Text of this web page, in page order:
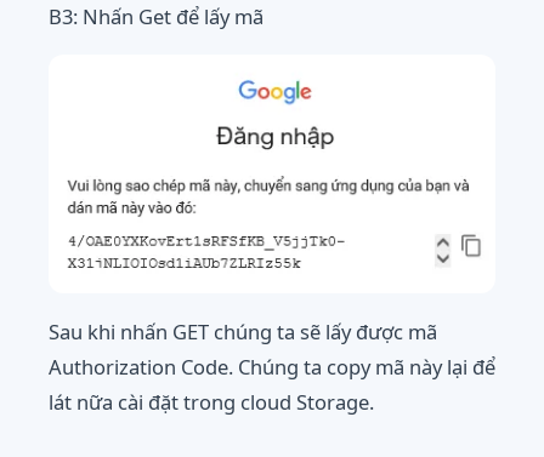
B3: Nhấn Get để lấy mã
Sau khi nhấn GET chúng ta sẽ lấy được mã
Authorization Code. Chúng ta copy mã này lại để
lát nữa cài đặt trong cloud Storage.